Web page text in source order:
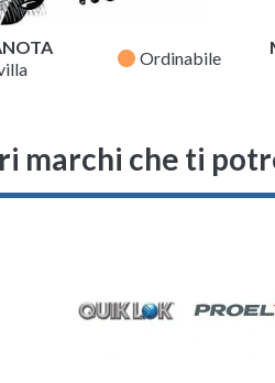
fiber_manual_record Ordinabile
marchi che ti